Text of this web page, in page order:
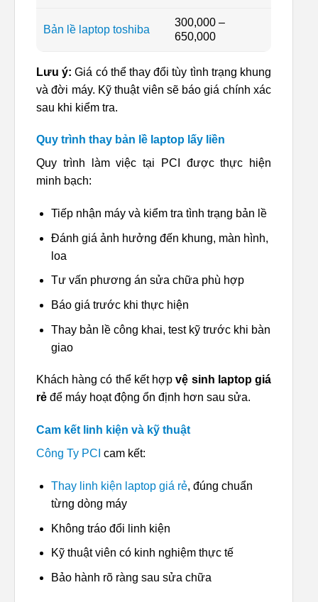
Bản lề laptop toshiba
300,000 –
650,000
Lưu ý: Giá có thể thay đổi tùy tình trạng khung
và đời máy. Kỹ thuật viên sẽ báo giá chính xác
sau khi kiểm tra.
Quy trình thay bản lề laptop lấy liền
Quy trình làm việc tại PCI được thực hiện
minh bạch:
Tiếp nhận máy và kiểm tra tình trạng bản lề
Đánh giá ảnh hưởng đến khung, màn hình,
loa
Tư vấn phương án sửa chữa phù hợp
Báo giá trước khi thực hiện
Thay bản lề công khai, test kỹ trước khi bàn
giao
Khách hàng có thể kết hợpvệ sinh laptop giá
rẻ để máy hoạt động ổn định hơn sau sửa.
Cam kết linh kiện và kỹ thuật
Công Ty PCI cam kết:
Thay linh kiện laptop giá rẻ, đúng chuẩn
từng dòng máy
Không tráo đổi linh kiện
Kỹ thuật viên có kinh nghiệm thực tế
Bảo hành rõ ràng sau sửa chữa